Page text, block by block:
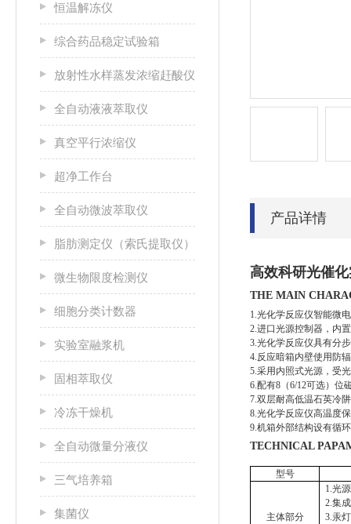
恒温解冻仪
综合药品稳定试验箱
放射性水样蒸发浓缩赶酸仪
全自动液液萃取仪
真空平行浓缩仪
超净工作台
全自动微波萃取仪
脂肪测定仪（索氏提取仪）
微生物限度检测仪
细胞分类计数器
实验室融浆机
固相萃取仪
冷冻干燥机
全自动微量分液仪
三气培养箱
集菌仪
产品详情
高效科研光催
THE MAIN
1.光化学反应仪智能微
2.进口光源控制器，内
3.光化学反应仪具有分
4.反应暗箱内壁使用防
5.采用内照式光源，受
6.配有8（6/12可选）位
7.双层耐高低温石英冷
8.光化学反应仪高温度
9.机箱外部结构设有循
TECHNICAL
型号
主体部分
1.光
2.集
3.汞